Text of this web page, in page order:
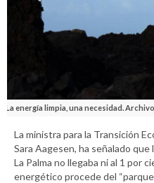
La energía limpia, una necesidad.
La ministra para la Transición
Sara Aagesen, ha señalado
La Palma no llegaba ni al 1 por
energético procede del